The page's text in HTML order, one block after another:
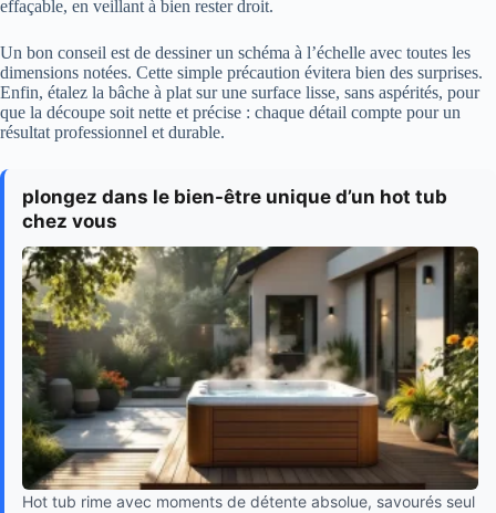
effaçable, en veillant à bien rester droit.
Un bon conseil est de dessiner un schéma à l’échelle avec toutes les
dimensions notées. Cette simple précaution évitera bien des surprises.
Enfin, étalez la bâche à plat sur une surface lisse, sans aspérités, pour
que la découpe soit nette et précise : chaque détail compte pour un
résultat professionnel et durable.
plongez dans le bien-être unique d’un hot tub
chez vous
Hot tub rime avec moments de détente absolue, savourés seul